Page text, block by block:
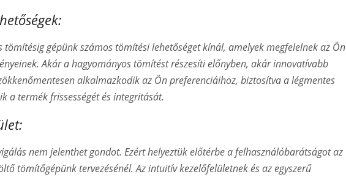
gépünk számos tömítési lehetőséget kínál, amelyek megfelelnek az Ön
Akár a hagyományos tömítést részesíti előnyben, akár innovatívabb
alkalmazkodik az Ön preferenciáihoz, biztosítva a légmentes
a termék frissességét és integritását.
nem jelenthet gondot. Ezért helyeztük előtérbe a felhasználóbarátságot az
tömítőgépünk tervezésénél. Az intuitív kezelőfelületnek és az egyszerű